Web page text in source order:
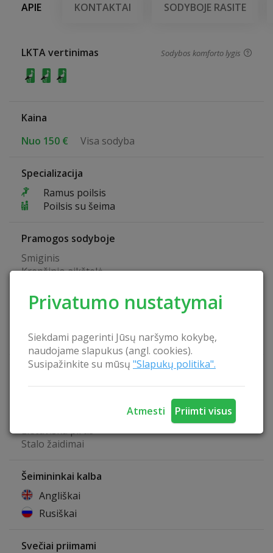
Privatumo nustatymai
Siekdami pagerinti Jūsų naršymo kokybę,
naudojame slapukus (angl. cookies).
Susipažinkite su mūsų "Slapukų politika".
Atmesti Priimti visus
APIE KONTAKTAI SODYBOJE RASITE
LKTA vertinimas Sodybos komforto lygis
Kaina
Nuo 150 €
Visa sodyba
Specializacija
Ramus poilsis
Poilsis su šeima
Pramogos sodyboje
Smiginis
Krepšinio aikštelė
Vandens dviračiai
Baidarės
Galimybė žvejoti natūraliuose vandens telkiniuose
Sodybos privalumai
Vaikų žaidimo aikštelė
Lietuviška pirtis
Stalo žaidimai
Šeimininkai kalba
Angliškai
Rusiškai
Svečiai priimami